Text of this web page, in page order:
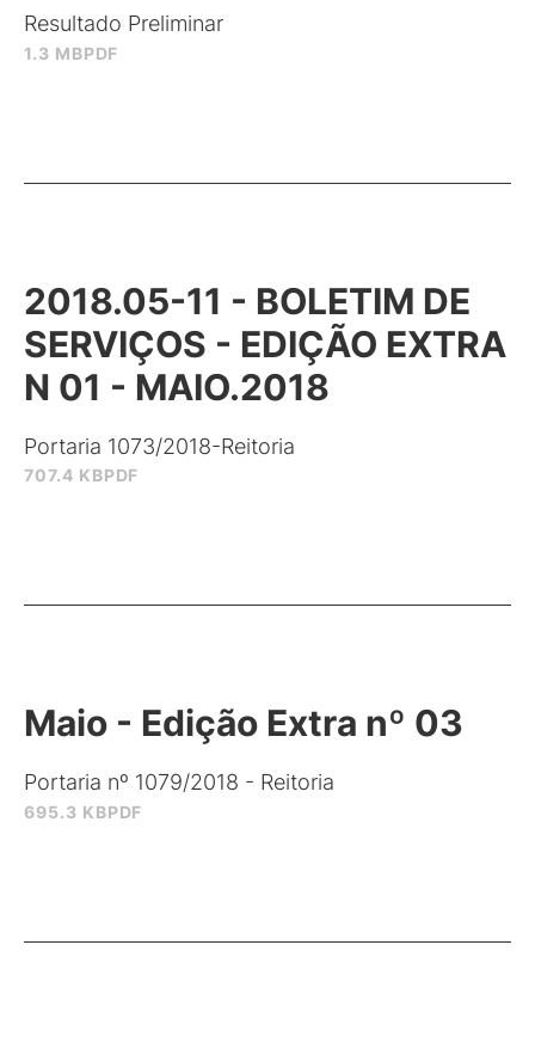
1.3 MBPDF
Resultado Preliminar
707.4 KBPDF
2018.05-11 - BOLETIM DE
SERVIÇOS - EDIÇÃO EXTRA
N 01 - MAIO.2018
Portaria 1073/2018-Reitoria
695.3 KBPDF
Maio - Edição Extra nº 03
Portaria nº 1079/2018 - Reitoria